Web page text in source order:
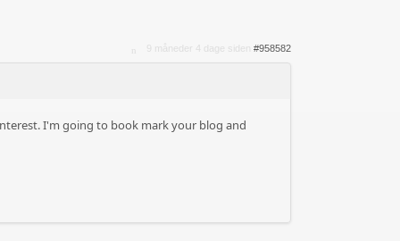
9 måneder 4 dage siden #958582
I'm going to book mark your blog and